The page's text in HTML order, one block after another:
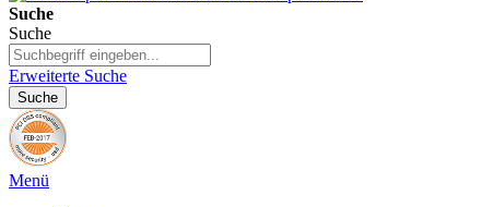
Suche
Suche
Erweiterte Suche
Suche
Menü